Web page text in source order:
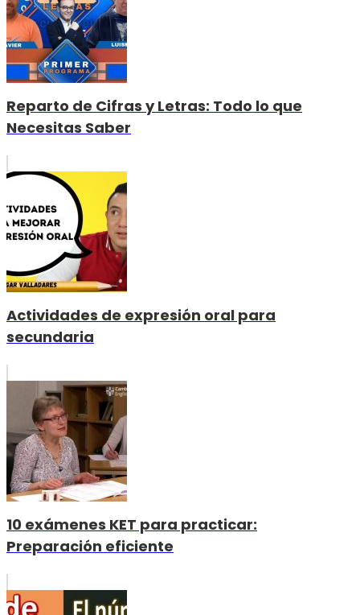
Reparto de Cifras y Letras: Todo lo que
Necesitas Saber
Actividades de expresión oral para
secundaria
10 exámenes KET para practicar:
Preparación eficiente